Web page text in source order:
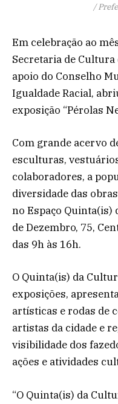
/
Em celebração ao
Secretaria de
apoio do Conselho
Igualdade Racial,
exposição “Pérolas
Com grande acervo
esculturas,
colaboradores, a
diversidade das
no Espaço Quinta(is)
de Dezembro, 75,
das 9h às 16h.
O Quinta(is) da
exposições,
artísticas e rodas de
artistas da cidade e
visibilidade dos
ações e atividades
“O Quinta(is) da